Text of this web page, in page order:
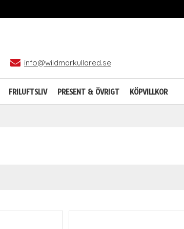
info@wildmarkullared.se
FRILUFTSLIV PRESENT & ÖVRIGT KÖPVILLKOR